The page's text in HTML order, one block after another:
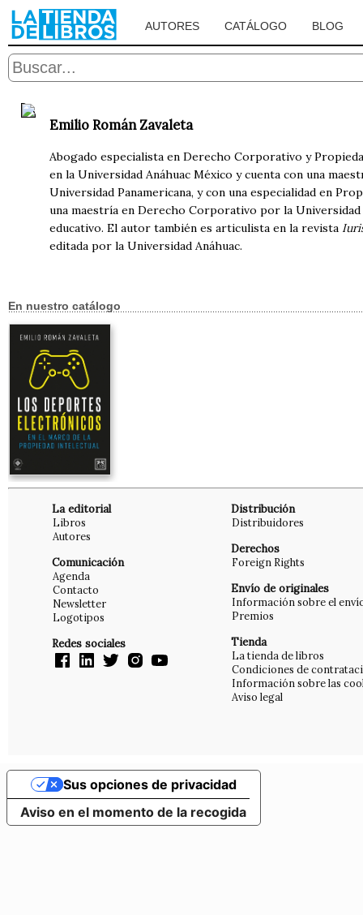
AUTORES CATÁLOGO BLOG
Emilio Román Zavaleta
Abogado especialista en Derecho Corporativo y
en la Universidad Anáhuac México y cuenta con una
Universidad Panamericana, y con una especialidad en
una maestría en Derecho Corporativo por la
educativo. El autor también es articulista en la revista
editada por la Universidad Anáhuac.
En nuestro catálogo
La editorial
Libros
Autores
Comunicación
Agenda
Contacto
Newsletter
Logotipos
Redes sociales
Distribución
Distribuidores
Derechos
Foreign Rights
Envío de originales
Información sobre el
Premios
Tienda
La tienda de libros
Condiciones de
Información sobre las
Aviso legal
Aviso en el momento de la recogida
Sus opciones de privacidad